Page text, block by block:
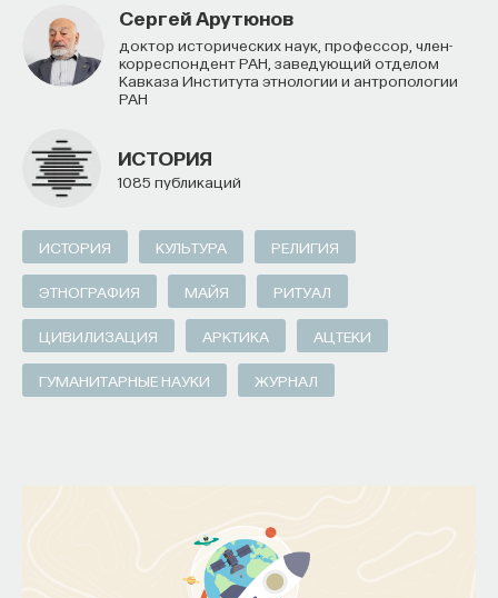
Сергей Арутюнов
доктор исторических наук, профессор, член-
корреспондент РАН, заведующий отделом
Кавказа Института этнологии и антропологии
РАН
ИСТОРИЯ
1085 публикаций
ИСТОРИЯ КУЛЬТУРА РЕЛИГИЯ
ЭТНОГРАФИЯ МАЙЯ РИТУАЛ
ЦИВИЛИЗАЦИЯ АРКТИКА АЦТЕКИ
ГУМАНИТАРНЫЕ НАУКИ ЖУРНАЛ